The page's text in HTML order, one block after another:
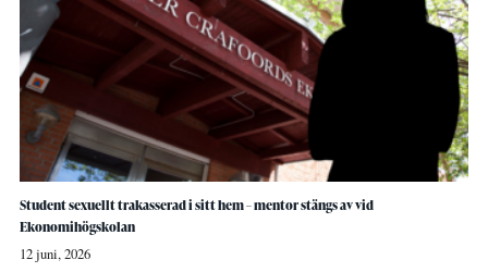
Student sexuellt trakasserad i sitt hem – mentor stängs av vid
Ekonomihögskolan
12 juni, 2026